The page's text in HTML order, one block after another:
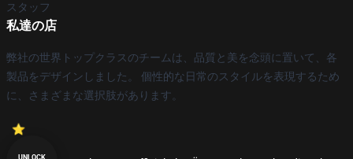
スタッフ
私達の店
弊社の世界トップクラスのチームは、品質と美を念頭に置いて、各
製品をデザインしました。 個性的な日常のスタイルを表現するため
に、さまざまな選択肢があります。
UNLOCK